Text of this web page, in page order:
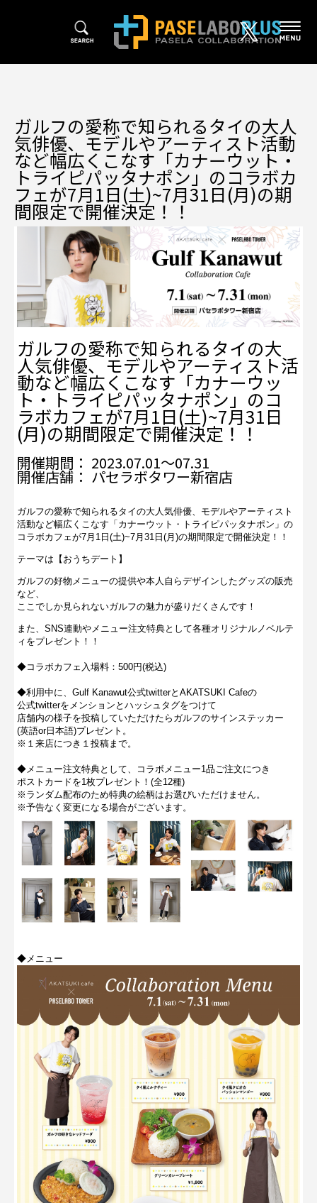
ガルフの愛称で知られるタイの大人
気俳優、モデルやアーティスト活動
など幅広くこなす「カナーウット・
トライピパッタナポン」のコラボカ
フェが7月1日(土)~7月31日(月)の期
間限定で開催決定！！
ガルフの愛称で知られるタイの大
人気俳優、モデルやアーティスト活
動など幅広くこなす「カナーウッ
ト・トライピパッタナポン」のコ
ラボカフェが7月1日(土)~7月31日
(月)の期間限定で開催決定！！
開催期間： 2023.07.01～07.31
開催店舗： パセラボタワー新宿店
ガルフの愛称で知られるタイの大人気俳優、モデルやアーティスト
活動など幅広くこなす「カナーウット・トライピパッタナポン」の
コラボカフェが7月1日(土)~7月31日(月)の期間限定で開催決定！！
テーマは【おうちデート】
ガルフの好物メニューの提供や本人自らデザインしたグッズの販売
など、
ここでしか見られないガルフの魅力が盛りだくさんです！
また、SNS連動やメニュー注文特典として各種オリジナルノベルテ
ィをプレゼント！！
◆コラボカフェ入場料：500円(税込)
◆利用中に、Gulf Kanawut公式twitterとAKATSUKI Cafeの
公式twitterをメンションとハッシュタグをつけて
店舗内の様子を投稿していただけたらガルフのサインステッカー
(英語or日本語)プレゼント。
※１来店につき１投稿まで。
◆メニュー注文特典として、コラボメニュー1品ご注文につき
ポストカードを1枚プレゼント！(全12種)
※ランダム配布のため特典の絵柄はお選びいただけません。
※予告なく変更になる場合がございます。
◆メニュー